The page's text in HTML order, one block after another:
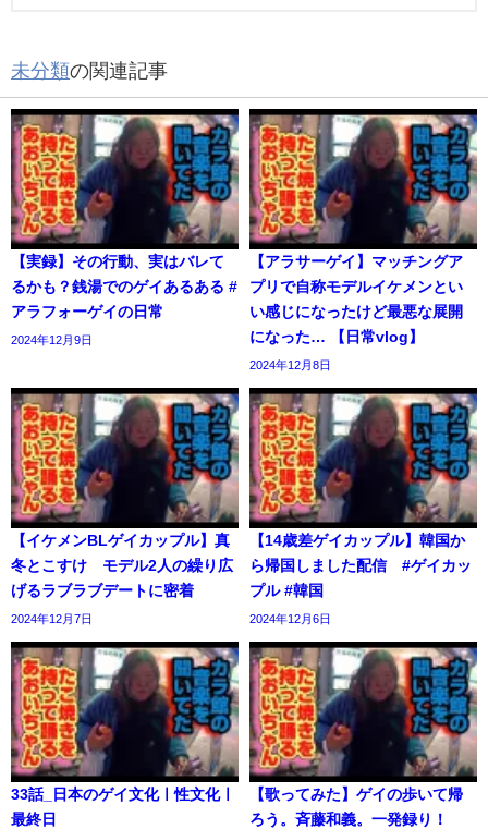
未分類の関連記事
【実録】その行動、実はバレて
るかも？銭湯でのゲイあるある #
アラフォーゲイの日常
2024年12月9日
【アラサーゲイ】マッチングア
プリで自称モデルイケメンとい
い感じになったけど最悪な展開
になった… 【日常vlog】
2024年12月8日
【イケメンBLゲイカップル】真
冬とこすけ モデル2人の繰り広
げるラブラブデートに密着
2024年12月7日
【14歳差ゲイカップル】韓国か
ら帰国しました配信 #ゲイカッ
プル #韓国
2024年12月6日
33話_日本のゲイ文化ㅣ性文化ㅣ
最終日
【歌ってみた】ゲイの歩いて帰
ろう。斉藤和義。一発録り！